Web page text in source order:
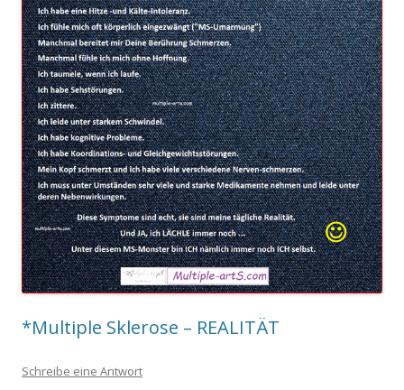
*Multiple Sklerose – REALITÄT
Schreibe eine Antwort